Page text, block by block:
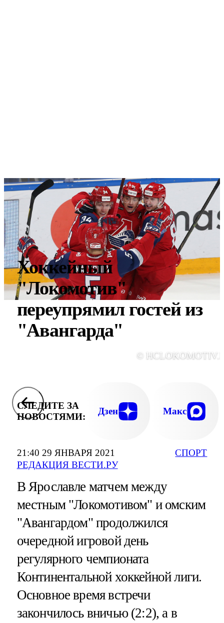
21:40 29 ЯНВАРЯ 2021
РЕДАКЦИЯ ВЕСТИ.РУ
СПОРТ
Хоккейный
"Локомотив"
переупрямил гостей из
"Авангарда"
©
СЛЕДИТЕ ЗА
НОВОСТЯМИ:
Дзен Макс
В Ярославле матчем между
местным "Локомотивом" и омским
"Авангардом" продолжился
очередной игровой день
регулярного чемпионата
Континентальной хоккейной лиги.
Основное время встречи
закончилось вничью (2:2), а в